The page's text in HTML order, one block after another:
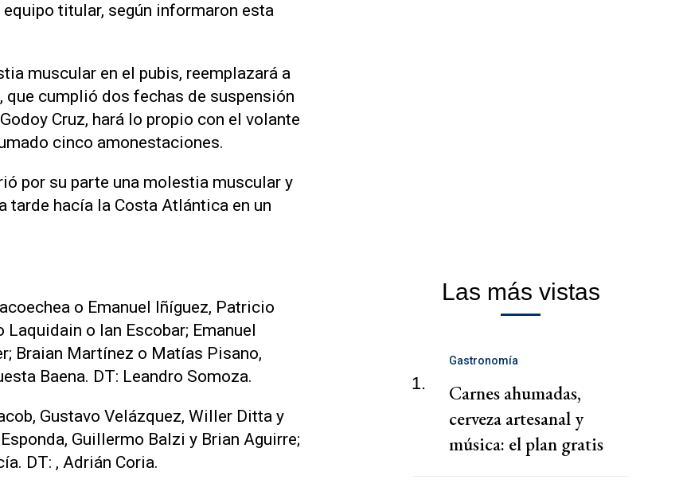
titular, según informaron esta
muscular en el pubis, reemplazará a
cumplió dos fechas de suspensión
Cruz, hará lo propio con el volante
cinco amonestaciones.
por su parte una molestia muscular y
tarde hacía la Costa Atlántica en un
o Emanuel Iñíguez, Patricio
o Ian Escobar; Emanuel
Braian Martínez o Matías Pisano,
Baena. DT: Leandro Somoza.
Gustavo Velázquez, Willer Ditta y
Guillermo Balzi y Brian Aguirre;
DT: , Adrián Coria.
Las más vistas
1.
Gastronomía
Carnes ahumadas,
cerveza artesanal y
música: el plan gratis